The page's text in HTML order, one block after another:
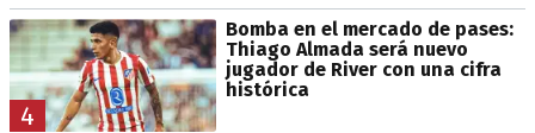
4
Bomba en el mercado de pases:
Thiago Almada será nuevo
jugador de River con una cifra
histórica